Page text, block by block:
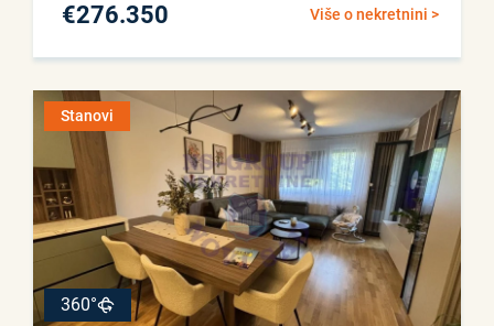
Više o nekretnini >
€276.350
Stanovi
360°